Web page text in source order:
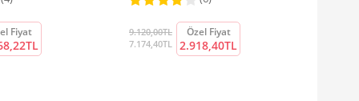
Fiyat
9.120,00TL
7.174,40TL
Özel Fiyat
2.918,40TL